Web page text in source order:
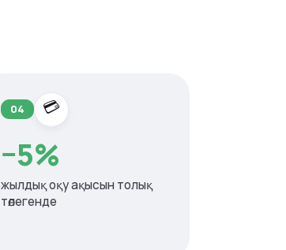
04 💳
−5%
жылдық оқу ақысын толық
төлегенде